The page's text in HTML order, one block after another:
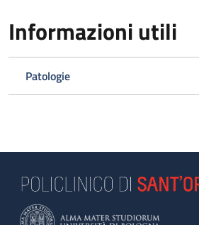
Informazioni utili
Patologie